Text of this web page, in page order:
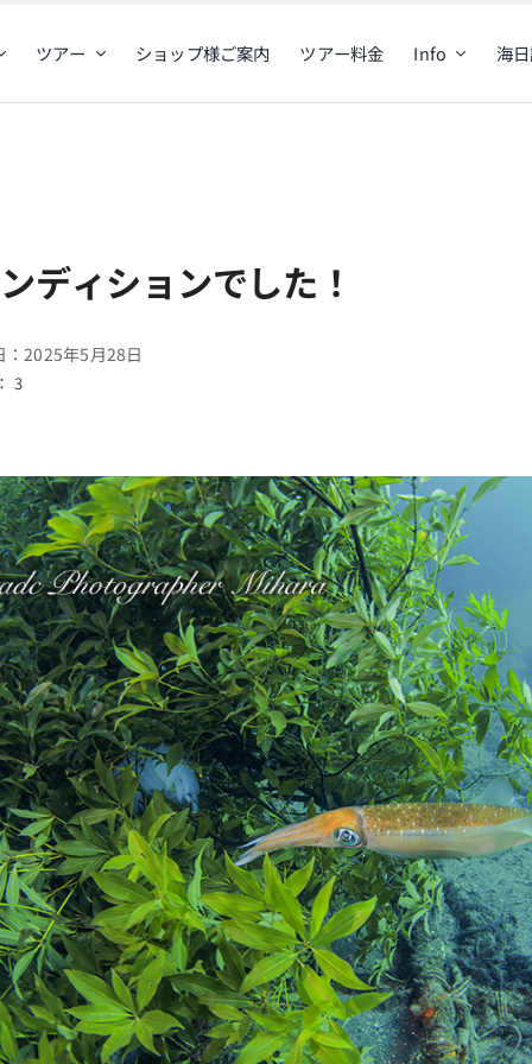
ツアー ショップ様ご案内 ツアー料金 Info 海
ディションでした！
：2025年5月28日
3